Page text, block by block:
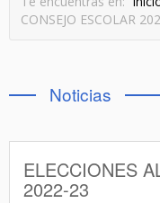
CONSEJO ESCOLAR
Noticias
ELECCIONES
2022-23